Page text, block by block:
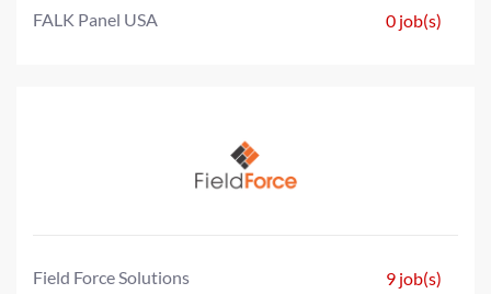
FALK Panel USA 0 job(s)
Field Force Solutions 9 job(s)